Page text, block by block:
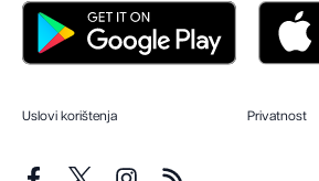
Uslovi korištenja Privatnost